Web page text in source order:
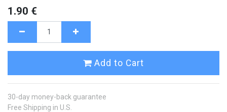
1.90 €
Add to Cart
30-day money-back guarantee
Free Shipping in U.S.